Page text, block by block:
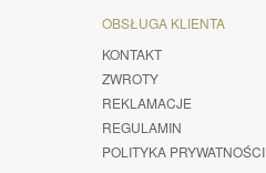
OBSŁUGA KLIENTA
KONTAKT
ZWROTY
REKLAMACJE
REGULAMIN
POLITYKA PRYWATNOŚCI